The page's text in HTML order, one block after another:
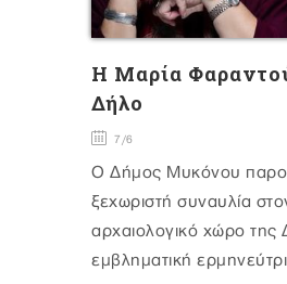
Η Μαρία
Δήλο
7/6
Ο Δήμος Μυκόνου
ξεχωριστή συναυλία
αρχαιολογικό χώρο της
εμβληματική